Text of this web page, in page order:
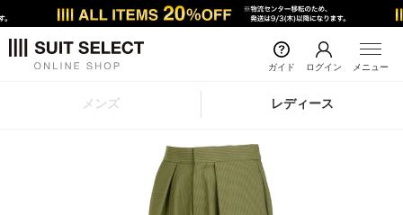
ガイド ログイン メニュー
メンズ レディース